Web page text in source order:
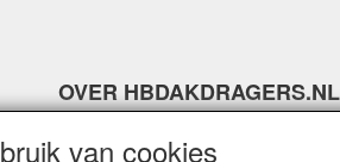
OVER HBDAKDRAGERS.NL
Thule dakkoffer specialist in
van cookies